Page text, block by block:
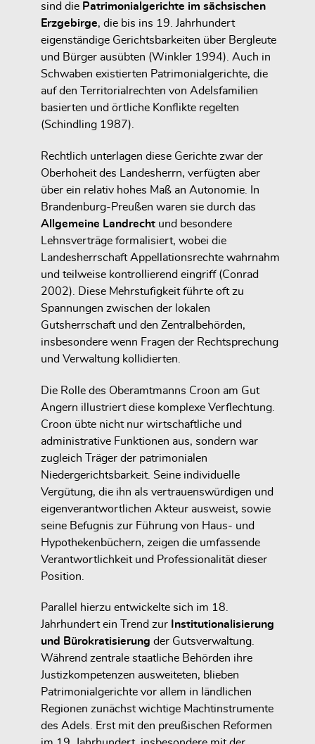
sind die Patrimonialgerichte im sächsischen
Erzgebirge, die bis ins 19. Jahrhundert
eigenständige Gerichtsbarkeiten über Bergleute
und Bürger ausübten (Winkler 1994). Auch in
Schwaben existierten Patrimonialgerichte, die
auf den Territorialrechten von Adelsfamilien
basierten und örtliche Konflikte regelten
(Schindling 1987).
Rechtlich unterlagen diese Gerichte zwar der
Oberhoheit des Landesherrn, verfügten aber
über ein relativ hohes Maß an Autonomie. In
Brandenburg-Preußen waren sie durch das
Allgemeine Landrecht und besondere
Lehnsverträge formalisiert, wobei die
Landesherrschaft Appellationsrechte wahrnahm
und teilweise kontrollierend eingriff (Conrad
2002). Diese Mehrstufigkeit führte oft zu
Spannungen zwischen der lokalen
Gutsherrschaft und den Zentralbehörden,
insbesondere wenn Fragen der Rechtsprechung
und Verwaltung kollidierten.
Die Rolle des Oberamtmanns Croon am Gut
Angern illustriert diese komplexe Verflechtung.
Croon übte nicht nur wirtschaftliche und
administrative Funktionen aus, sondern war
zugleich Träger der patrimonialen
Niedergerichtsbarkeit. Seine individuelle
Vergütung, die ihn als vertrauenswürdigen und
eigenverantwortlichen Akteur ausweist, sowie
seine Befugnis zur Führung von Haus- und
Hypothekenbüchern, zeigen die umfassende
Verantwortlichkeit und Professionalität dieser
Position.
Parallel hierzu entwickelte sich im 18.
Jahrhundert ein Trend zur Institutionalisierung
und Bürokratisierung der Gutsverwaltung.
Während zentrale staatliche Behörden ihre
Justizkompetenzen ausweiteten, blieben
Patrimonialgerichte vor allem in ländlichen
Regionen zunächst wichtige Machtinstrumente
des Adels. Erst mit den preußischen Reformen